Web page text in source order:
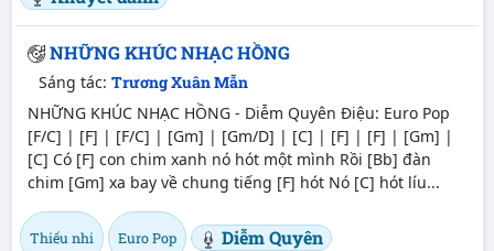
NHỮNG KHÚC NHẠC HỒNG
Sáng tác: Trương Xuân Mẫn
NHỮNG KHÚC NHẠC HỒNG - Diễm Quyên Điệu: Euro Pop
[F/C] | [F] | [F/C] | [Gm] | [Gm/D] | [C] | [F] | [F] | [Gm] |
[C] Có [F] con chim xanh nó hót một mình Rồi [Bb] đàn
chim [Gm] xa bay về chung tiếng [F] hót Nó [C] hót líu...
Thiếu nhi Euro Pop Diễm Quyên